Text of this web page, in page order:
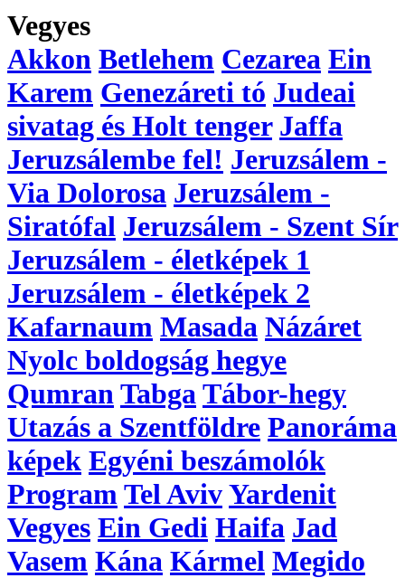
Vegyes
Akkon Betlehem Cezarea Ein
Karem Genezáreti tó Judeai
sivatag és Holt tenger Jaffa
Jeruzsálembe fel! Jeruzsálem -
Via Dolorosa Jeruzsálem -
Siratófal Jeruzsálem - Szent Sír
Jeruzsálem - életképek 1
Jeruzsálem - életképek 2
Kafarnaum Masada Názáret
Nyolc boldogság hegye
Qumran Tabga Tábor-hegy
Utazás a Szentföldre Panoráma
képek Egyéni beszámolók
Program Tel AvivYardenit
Vegyes Ein Gedi Haifa Jad
Vasem Kána Kármel Megido